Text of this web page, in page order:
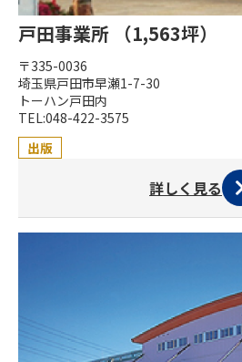
戸田事業所 （1,563坪）
〒335-0036
埼玉県戸田市早瀬1-7-30
トーハン戸田内
TEL:048-422-3575
出版
詳しく見る